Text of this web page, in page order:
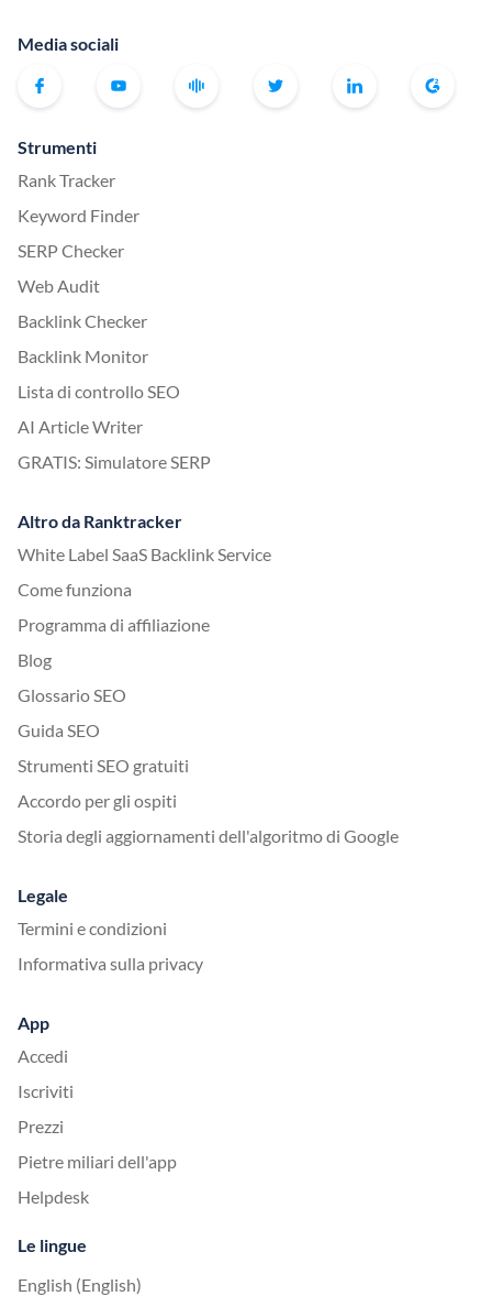
Media sociali
Strumenti
Rank Tracker
Keyword Finder
SERP Checker
Web Audit
Backlink Checker
Backlink Monitor
Lista di controllo SEO
AI Article Writer
GRATIS: Simulatore SERP
Altro da Ranktracker
White Label SaaS Backlink Service
Come funziona
Programma di affiliazione
Blog
Glossario SEO
Guida SEO
Strumenti SEO gratuiti
Accordo per gli ospiti
Storia degli aggiornamenti dell'algoritmo di Google
Legale
Termini e condizioni
Informativa sulla privacy
App
Accedi
Iscriviti
Prezzi
Pietre miliari dell'app
Helpdesk
Le lingue
English (English)